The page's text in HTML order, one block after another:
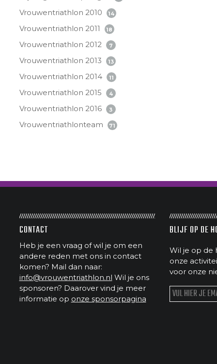
Vrouwentriathlon 2010 14
Vrouwentriathlon 2011 18
Vrouwentriathlon 2012 7
Vrouwentriathlon 2013 13
Vrouwentriathlon 2014 11
Vrouwentriathlon 2015 4
Vrouwentriathlon 2016 3
Vrouwentriathlonteam 71
CONTACT
Heb je een vraag of wil je om een
andere reden met ons in contact
komen? Mail dan naar:
info@vrouwentriathlon.nl Wil je ons
sponsoren? Daarover vind je meer
informatie op onze sponsorpagina
BLIJF OP DE
Wil je op de
onze
voor onze